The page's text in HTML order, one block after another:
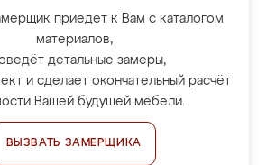
приедет к Вам с каталогом
материалов,
детальные замеры,
и сделает окончательный расчёт
Вашей будущей мебели.
ВЫЗВАТЬ ЗАМЕРЩИКА